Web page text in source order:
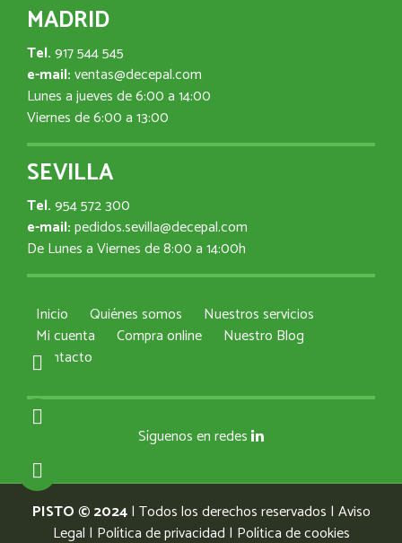
MADRID
Tel.917 544 545
e-mail:ventas@decepal.com
Lunes a jueves de 6:00 a 14:00
Viernes de 6:00 a 13:00
SEVILLA
Tel.954 572 300
e-mail:pedidos.sevilla@decepal.com
De Lunes a Viernes de 8:00 a 14:00h
Inicio Quiénes somos
Nuestros servicios
Mi cuenta
Compra online
Nuestro Blog
Contacto
Síguenos en redes
PISTO © 2024| Todos los derechos reservados | Aviso
Legal | Política de privacidad | Política de cookies